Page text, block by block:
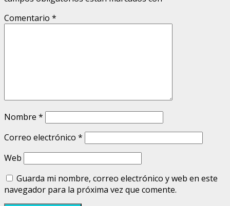
Comentario *
Nombre *
Correo electrónico *
Web
Guarda mi nombre, correo electrónico y web en este
navegador para la próxima vez que comente.